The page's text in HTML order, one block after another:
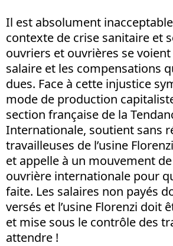
Il est absolument
contexte de crise sanitaire et
ouvriers et ouvrières se
salaire et les compensations
dues. Face à cette injustice
mode de production
section française de la
Internationale, soutient sans
travailleuses de l’usine
et appelle à un mouvement
ouvrière internationale pour
faite. Les salaires non payés
versés et l’usine Florenzi doit
et mise sous le contrôle des
attendre !